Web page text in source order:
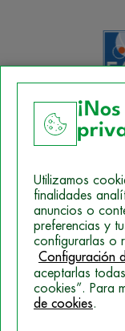
Política de
Mapa del sitio
Politica de
© 2026 Campus
Utilizamos
finalidades
anuncios o
preferencias y
configurarlas o
Configuración
aceptarlas
cookies”. Para
de cookies.